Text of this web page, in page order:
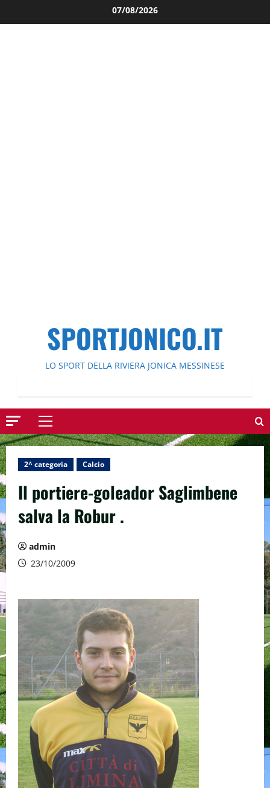
al
07/08/2026
SPORTJONICO.IT
LO SPORT DELLA RIVIERA JONICA MESSINESE
Menu
principale
2^ categoria Calcio
Il portiere-goleador Saglimbene
salva la Robur .
admin
23/10/2009